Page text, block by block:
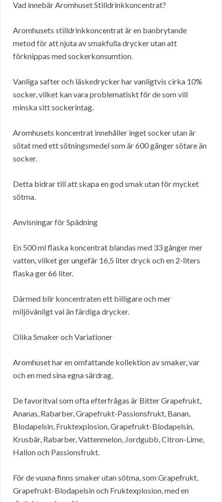
Vad innebär Aromhuset Stilldrinkkoncentrat?
Aromhusets stilldrinkkoncentrat är en banbrytande
metod för att njuta av smakfulla drycker utan att
förknippas med sockerkonsumtion.
Vanliga safter och läskedrycker har vanligtvis cirka 10%
socker, vilket kan vara problematiskt för de som vill
minska sitt sockerintag.
Aromhusets koncentrat innehåller inget socker utan är
sötat med ett sötningsmedel som är 600 gånger sötare än
socker.
Detta bidrar till att skapa en god smak utan för mycket
sötma.
Anvisningar för Spädning
En 500 ml flaska koncentrat blandas med 33 gånger mer
vatten, vilket ger ungefär 16,5 liter dryck och en 2-liters
flaska ger 66 liter.
Därmed blir koncentraten ett billigare och mer
miljövänligt val än färdiga drycker.
Olika Smaker och Variationer
Aromhuset har en omfattande kollektion av smaker, var
och en med sina egna särdrag.
De favoritval som ofta efterfrågas är Bitter Grapefrukt,
Ananas, Rabarber, Grapefrukt-Passionsfrukt, Banan,
Blodapelsin, Fruktexplosion, Grapefrukt-Blodapelsin,
Krusbär, Rabarber, Vattenmelon, Jordgubb, Citron-Lime,
Hallon och Passionsfrukt.
För de vuxna finns smaker utan sötma, som Grapefrukt,
Grapefrukt-Blodapelsin och Fruktexplosion, med en